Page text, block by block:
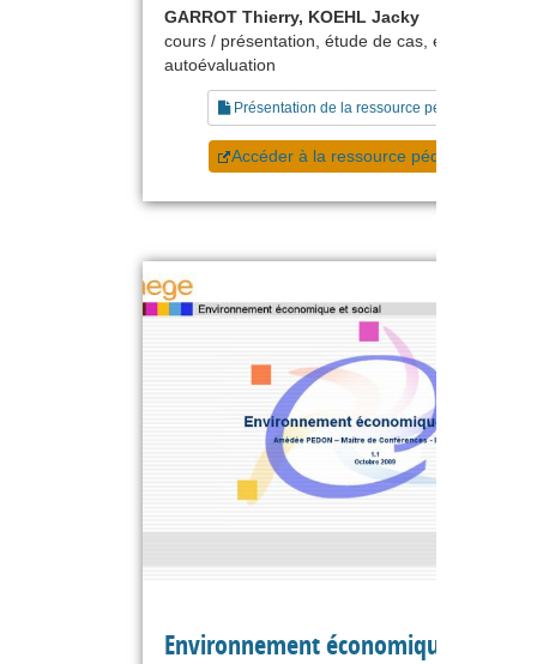
GARROT Thierry, KOEHL Jacky
cours / présentation, étude de cas, exercice,
autoévaluation
Présentation de la ressource pédagogique
Accéder à la ressource pédagogique
Environnement économique et